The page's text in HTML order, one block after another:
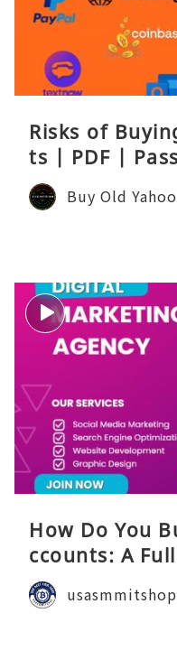
Risks of
ts | PDF |
Buy Old
How Do You
ccounts: A
usasmmitshop